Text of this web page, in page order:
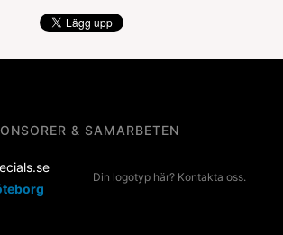
& SAMARBETEN
Din logotyp här? Kontakta oss.